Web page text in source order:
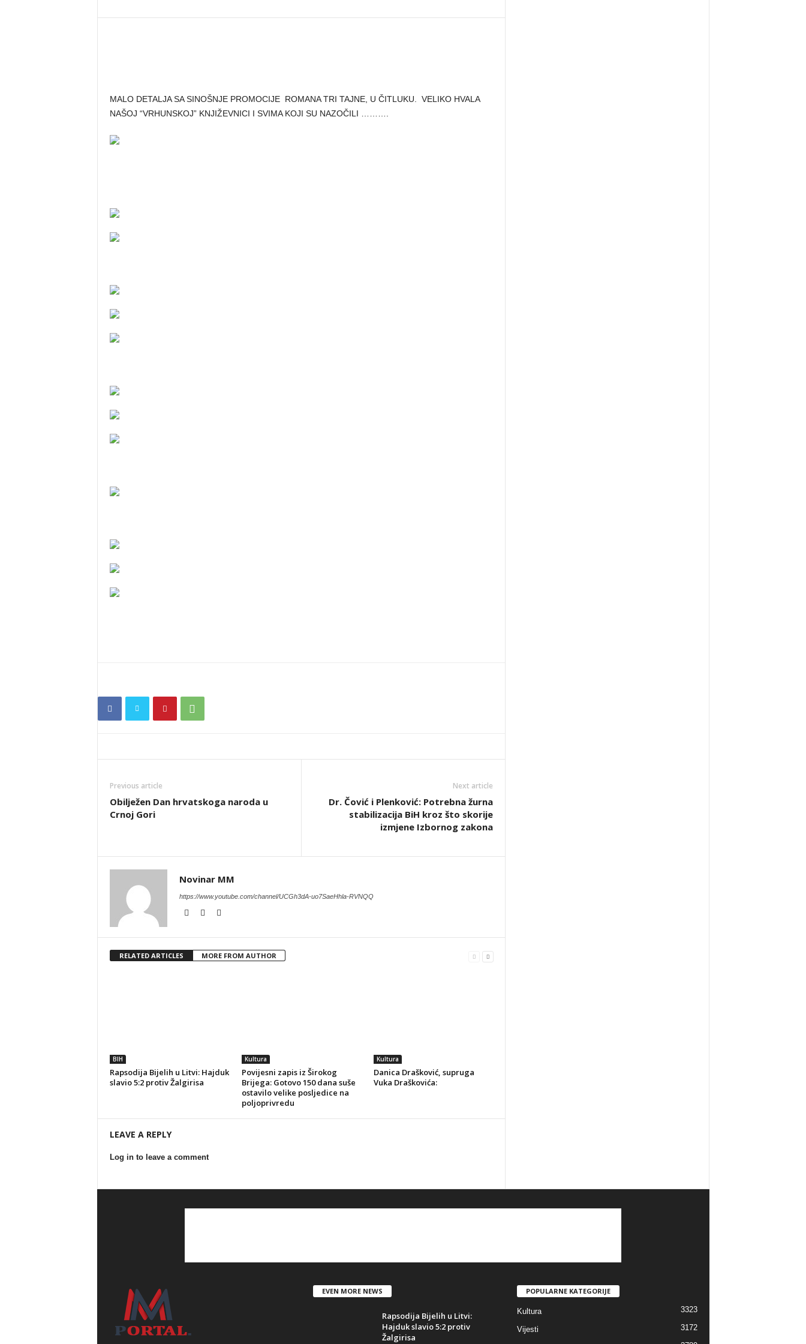
MALO DETALJA SA SINOŠNJE PROMOCIJE ROMANA TRI TAJNE, U ČITLUKU. VELIKO HVALA
NAŠOJ “VRHUNSKOJ” KNJIŽEVNICI I SVIMA KOJI SU NAZOČILI ……….
Previous article
Obilježen Dan hrvatskoga naroda u
Crnoj Gori
Next article
Dr. Čović i Plenković: Potrebna žurna
stabilizacija BiH kroz što skorije
izmjene Izbornog zakona
Novinar MM
https://www.youtube.com/channel/UCGh3dA-uo7SaeHhla-RVNQQ
RELATED ARTICLES MORE FROM AUTHOR
BIH
Rapsodija Bijelih u Litvi: Hajduk
slavio 5:2 protiv Žalgirisa
Kultura
Povijesni zapis iz Širokog
Brijega: Gotovo 150 dana suše
ostavilo velike posljedice na
poljoprivredu
Kultura
Danica Drašković, supruga
Vuka Draškovića:
LEAVE A REPLY
Log in to leave a comment
EVEN MORE NEWS
Rapsodija Bijelih u Litvi:
Hajduk slavio 5:2 protiv
Žalgirisa
POPULARNE KATEGORIJE
Kultura 3323
Vijesti 3172